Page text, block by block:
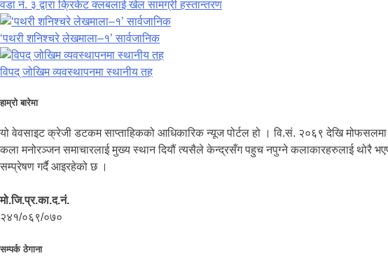
वडा नं. ३ द्वारा क्रिकेट क्लबलाई खेल सामग्री हस्तान्तरण
‘पथरी शनिश्चरे लेखमाला–१’ सार्वजानिक
विपद् जोखिम व्यवस्थापनमा स्थानीय तह
हाम्रो बारेमा
यो वेवसाइट क्रेजी डटकम साप्ताहिकको आधिकारिक न्यूज पोर्टल हो । वि.सं. २०६९ देखि
कला मनोरञ्जन समाचारलाई मुख्य स्थान दियौं त्यसैले केन्द्रसँग पहुच नपुग्ने कलाकारहरुलाई थोरै
सम्प्रेषण गर्दै आइरहेको छ ।
मो.जि.प्र.का.द.नं.
२४१/०६९/०७०
सम्पर्क ठेगाना